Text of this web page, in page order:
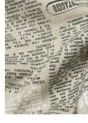
0,0
z
5
hviezdičiek.